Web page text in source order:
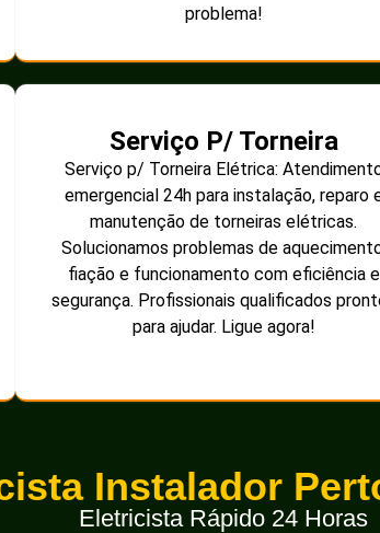
problema!
Serviço P/ Torneira
Serviço p/ Torneira Elétrica:
emergencial 24h para instalação, reparo
manutenção de torneiras elétricas.
Solucionamos problemas de
fiação e funcionamento com eficiência e
segurança. Profissionais qualificados
para ajudar. Ligue agora!
Instalador
Eletricista Rápido 24 Horas